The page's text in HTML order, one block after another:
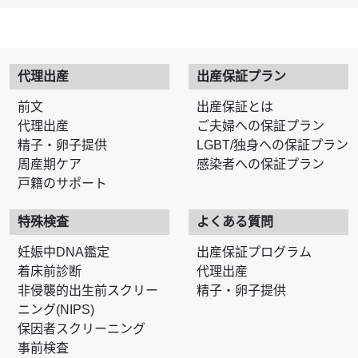
代理出産
前文
代理出産
精子・卵子提供
周産期ケア
戸籍のサポート
出産保証プラン
出産保証とは
ご夫婦への保証プラン
LGBT/独身への保証プラン
感染者への保証プラン
特殊検査
妊娠中DNA鑑定
着床前診断
非侵襲的出生前スクリー
ニング(NIPS)
保因者スクリーニング
事前検査
よくある質問
出産保証プログラム
代理出産
精子・卵子提供